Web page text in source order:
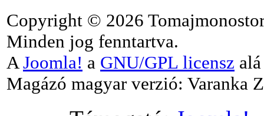
Copyright © 2026
Minden jog fenntartva.
A Joomla! a GNU/GPL licensz
Magázó magyar verzió: Varanka